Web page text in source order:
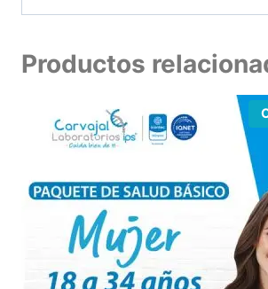
Productos